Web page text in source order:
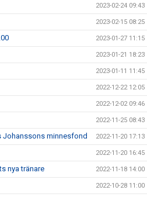
2023-02-24 09:43
2023-02-15 08:25
2023-01-27 11:15
2023-01-21 18:23
2023-01-11 11:45
2022-12-22 12:05
2022-12-02 09:46
2022-11-25 08:43
Johanssons minnesfond 2022-11-20 17:13
2022-11-20 16:45
nya tränare 2022-11-18 14:00
2022-10-28 11:00